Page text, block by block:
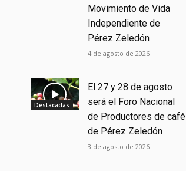
Movimiento de Vida
Independiente de
Pérez Zeledón
4 de agosto de 2026
Destacadas
El 27 y 28 de agosto
será el Foro Nacional
de Productores de café
de Pérez Zeledón
3 de agosto de 2026